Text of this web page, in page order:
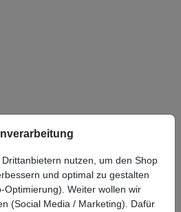
nutzen, um den Shop
und optimal zu gestalten
Optimierung). Weiter wollen wir
(Social Media / Marketing). Dafür